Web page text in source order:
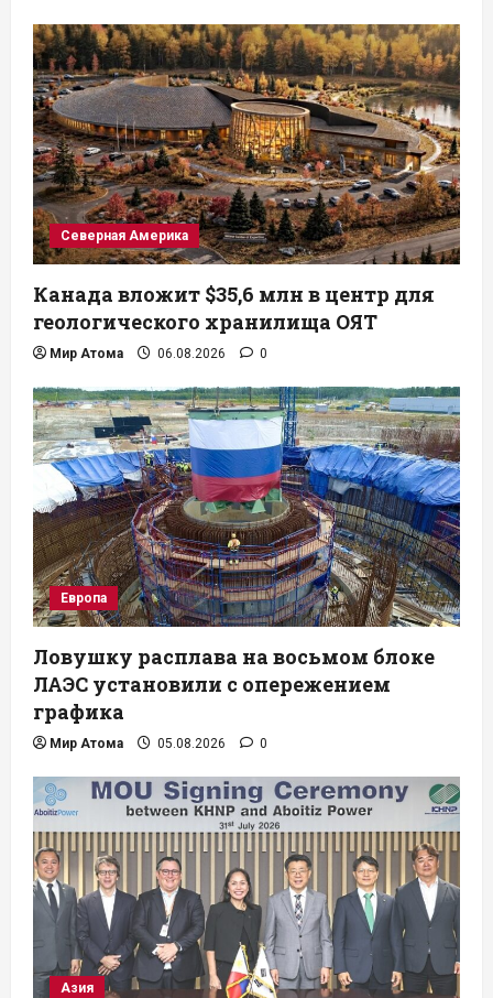
Северная Америка
Канада вложит $35,6 млн в центр для
геологического хранилища ОЯТ
Мир Атома 06.08.2026 0
Европа
Ловушку расплава на восьмом блоке
ЛАЭС установили с опережением
графика
Мир Атома 05.08.2026 0
Азия